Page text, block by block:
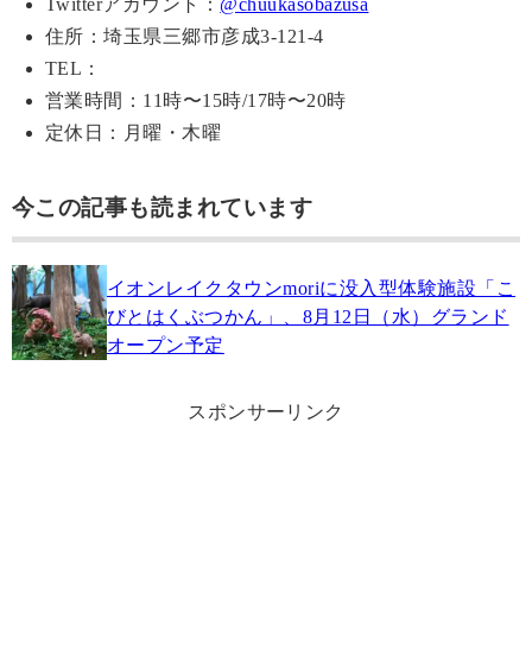
住所：埼玉県三郷市彦成3-121-4
TEL：
営業時間：11時〜15時/17時〜20時
定休日：月曜・木曜
今この記事も読まれています
イオンレイクタウンmoriに没入型体験施設「こ
びとはくぶつかん」、8月12日（水）グランド
オープン予定
スポンサーリンク